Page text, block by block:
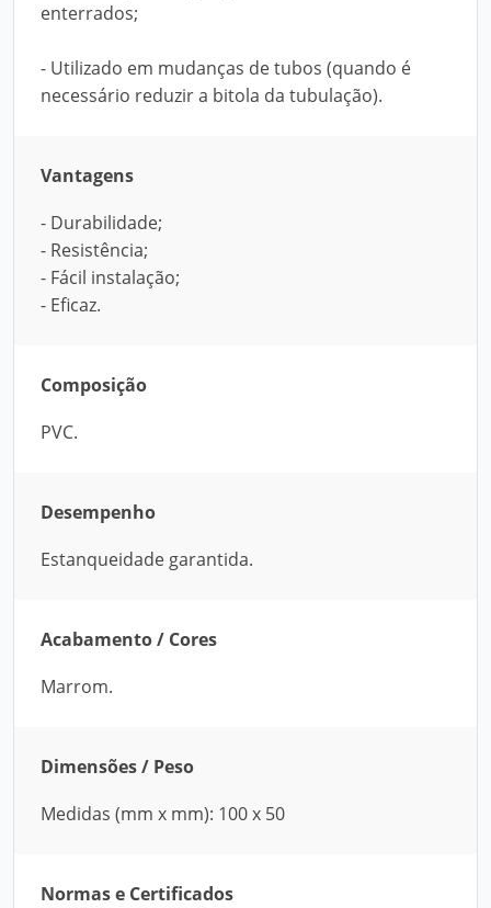
enterrados;
- Utilizado em mudanças de tubos (quando é
necessário reduzir a bitola da tubulação).
Vantagens
- Durabilidade;
- Resistência;
- Fácil instalação;
- Eficaz.
Composição
PVC.
Desempenho
Estanqueidade garantida.
Acabamento / Cores
Marrom.
Dimensões / Peso
Medidas (mm x mm): 100 x 50
Normas e Certificados